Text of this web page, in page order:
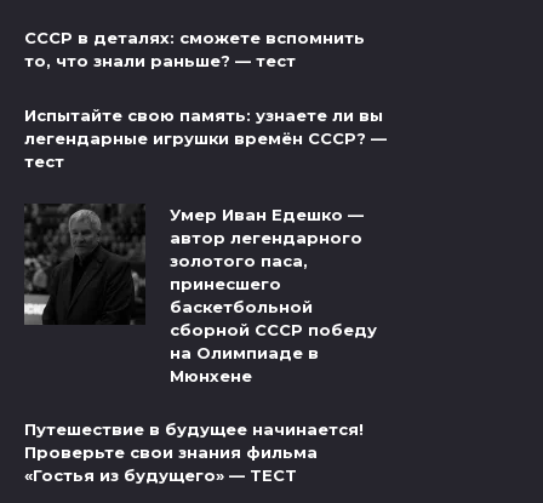
СССР в деталях: сможете вспомнить
то, что знали раньше? — тест
Испытайте свою память: узнаете ли вы
легендарные игрушки времён СССР? —
тест
Умер Иван Едешко —
автор легендарного
золотого паса,
принесшего
баскетбольной
сборной СССР победу
на Олимпиаде в
Мюнхене
Путешествие в будущее начинается!
Проверьте свои знания фильма
«Гостья из будущего» — ТЕСТ